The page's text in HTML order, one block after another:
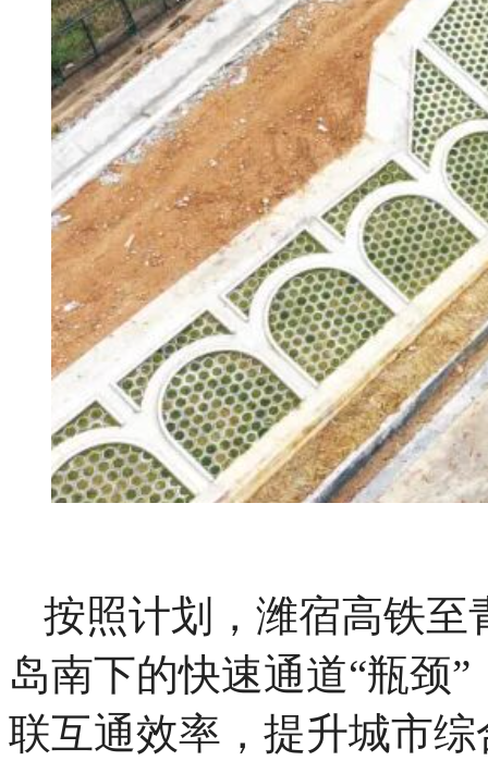
按照计划，潍宿高铁至
岛南下的快速通道“瓶颈
联互通效率，提升城市